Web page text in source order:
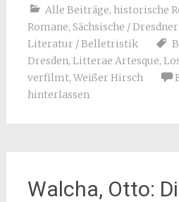
Alle Beiträge, historische
Romane, Sächsische /
Literatur / Belletristik
Dresden, Litterae Artesque,
verfilmt, Weißer Hirsch
hinterlassen
Walcha, Otto: